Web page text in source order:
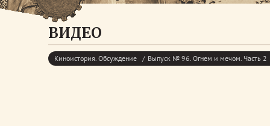
ВИДЕО
Киноистория. Обсуждение Выпуск № 96. Огнем и мечом. Часть 2